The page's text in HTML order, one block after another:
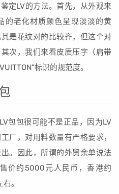
定LV的方法。首先，从外观来
的老化材质颜色呈现淡淡的黄
是花纹对的比较齐，但这个对
次，我们来看皮质压字（肩带
标识的规范度。
包包很可能不是正品，因为LV
厂，对用料数量有严格要求，
。因此，所谓的外贸余单说法
价约5000元人民币，香港约
。